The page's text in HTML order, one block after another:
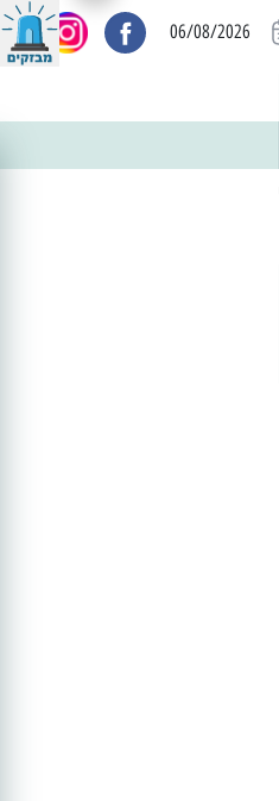
06/08/2026